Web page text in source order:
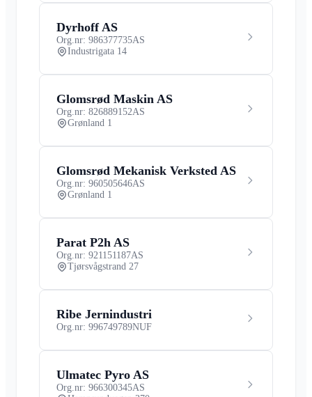
Dyrhoff AS
Org.nr: 986377735AS
Industrigata 14
Glomsrød Maskin AS
Org.nr: 826889152AS
Grønland 1
Glomsrød Mekanisk Verksted AS
Org.nr: 960505646AS
Grønland 1
Parat P2h AS
Org.nr: 921151187AS
Tjørsvågstrand 27
Ribe Jernindustri
Org.nr: 996749789NUF
Ulmatec Pyro AS
Org.nr: 966300345AS